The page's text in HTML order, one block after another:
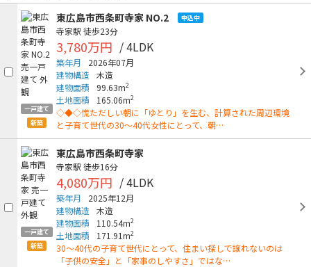
一戸建て
新築
東広島市西条町寺家 NO.2 申込中
寺家駅 徒歩23分
3,780万円 / 4LDK
築年月
2026年07月
建物構造 木造
建物面積
99.63m2
土地面積 165.06m2
◇◆◇慌ただしい朝に「ゆとり」を生む、計算された周辺環境
と子育て世代の30〜40代女性にとって、朝…
一戸建て
新築
東広島市西条町寺家
寺家駅 徒歩16分
4,080万円 / 4LDK
築年月
2025年12月
建物構造 木造
建物面積
110.54m2
土地面積 171.91m2
30〜40代の子育て世代にとって、住まい探しで譲れないのは
「子供の安全」と「家事のしやすさ」ではな…